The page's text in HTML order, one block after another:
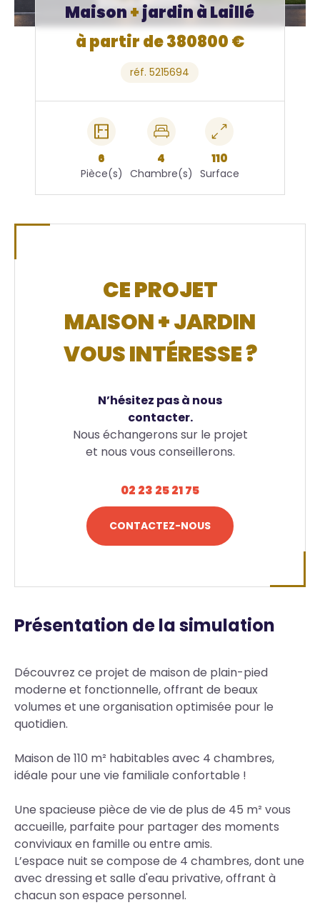
Maison+jardin à Laillé
à partir de 380800 €
réf. 5215694
6
Pièce(s)
4
Chambre(s)
110
Surface
CE PROJET
MAISON + JARDIN
VOUS INTÉRESSE ?
N’hésitez pas à nous
contacter.
Nous échangerons sur le projet
et nous vous conseillerons.
02 23 25 21 75
CONTACTEZ-NOUS
Présentation de la simulation
Body
Découvrez ce projet de maison de plain-pied
moderne et fonctionnelle, offrant de beaux
volumes et une organisation optimisée pour le
quotidien.
Maison de 110 m² habitables avec 4 chambres,
idéale pour une vie familiale confortable !
Une spacieuse pièce de vie de plus de 45 m² vous
accueille, parfaite pour partager des moments
conviviaux en famille ou entre amis.
L’espace nuit se compose de 4 chambres, dont une
avec dressing et salle d'eau privative, offrant à
chacun son espace personnel.